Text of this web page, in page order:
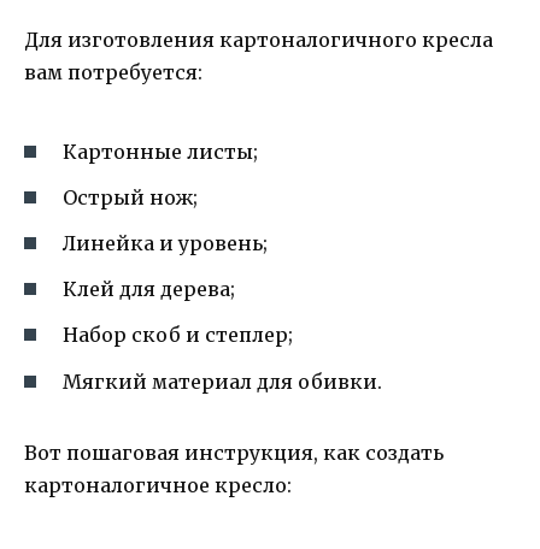
Для изготовления картоналогичного кресла
вам потребуется:
Картонные листы;
Острый нож;
Линейка и уровень;
Клей для дерева;
Набор скоб и степлер;
Мягкий материал для обивки.
Вот пошаговая инструкция, как создать
картоналогичное кресло: